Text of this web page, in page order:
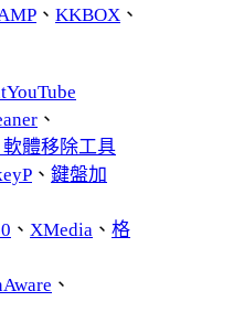
、 KKBOX 、
、
體移除工具
、 鍵盤加
、 XMedia 、 格
、